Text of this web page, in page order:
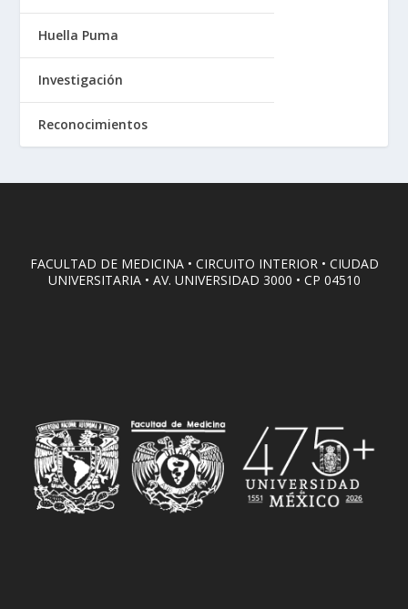
Huella Puma
Investigación
Reconocimientos
FACULTAD DE MEDICINA • CIRCUITO INTERIOR • CIUDAD
UNIVERSITARIA • AV. UNIVERSIDAD 3000 • CP 04510